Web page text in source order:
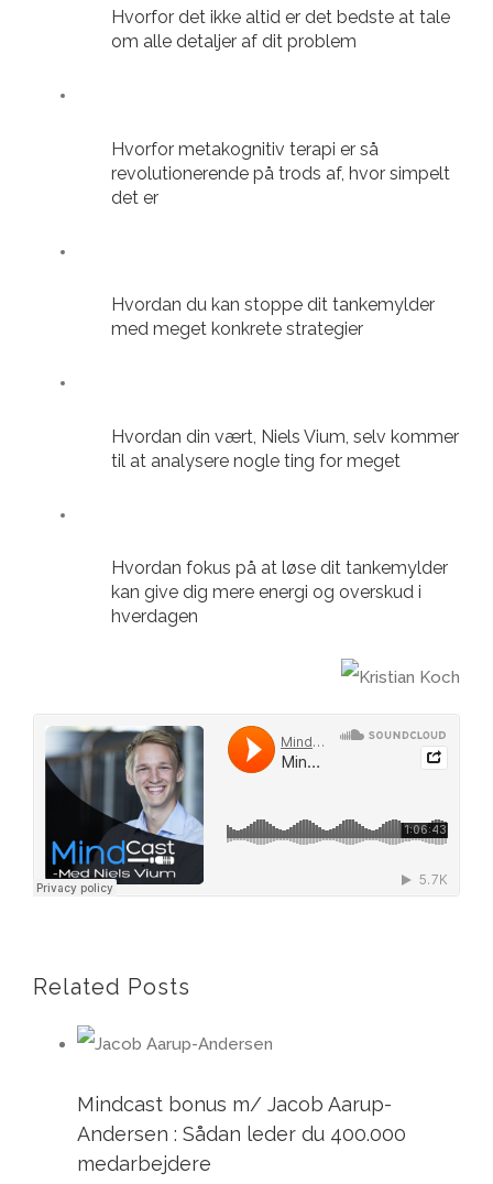
Hvorfor det ikke altid er det bedste at tale
om alle detaljer af dit problem
Hvorfor metakognitiv terapi er så
revolutionerende på trods af, hvor simpelt
det er
Hvordan du kan stoppe dit tankemylder
med meget konkrete strategier
Hvordan din vært, Niels Vium, selv kommer
til at analysere nogle ting for meget
Hvordan fokus på at løse dit tankemylder
kan give dig mere energi og overskud i
hverdagen
Related Posts
Mindcast bonus m/ Jacob Aarup-
Andersen : Sådan leder du 400.000
medarbejdere